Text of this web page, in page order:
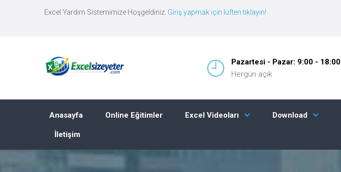
Excel Yardım Sistemimize Hoşgeldiniz. Giriş yapmak için lüften tıklayın!
Pazartesi - Pazar: 9:00 - 18:00
Hergün açık
Anasayfa Online Eğitimler Excel Videoları Download
İletişim